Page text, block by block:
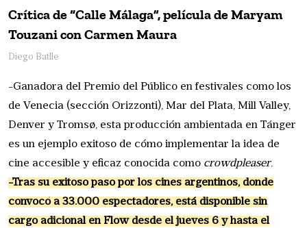
Crítica de “Calle Málaga”, película de Maryam
Touzani con Carmen Maura
Diego Batlle
-Ganadora del Premio del Público en festivales como los
de Venecia (sección Orizzonti), Mar del Plata, Mill Valley,
Denver y Tromsø, esta producción ambientada en Tánger
es un ejemplo exitoso de cómo implementar la idea de
cine accesible y eficaz conocida como crowdpleaser.
-Tras su exitoso paso por los cines argentinos, donde
convocó a 33.000 espectadores, está disponible sin
cargo adicional en Flow desde el jueves 6 y hasta el